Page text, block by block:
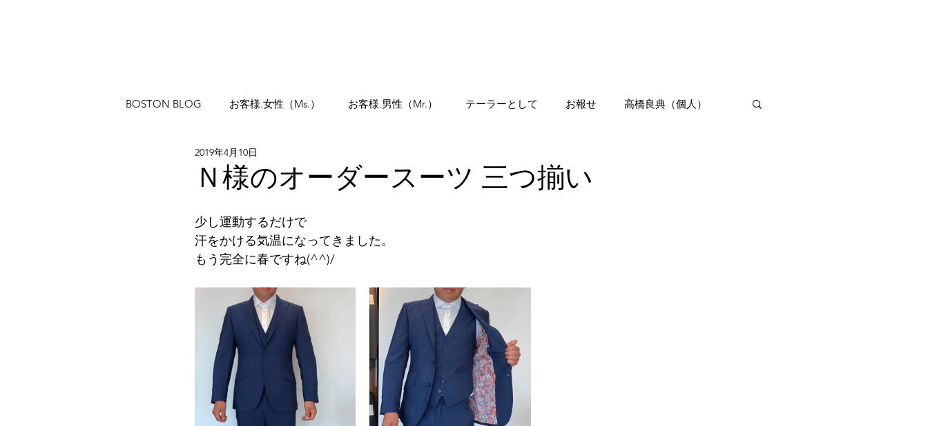
BOSTON BLOG お客様.女性（Ms.） お客様.男性（Mr.） テーラーとして お報せ 高橋良典（個人）
Ｎ様のオーダースーツ 三つ揃い
2019年4月10日
少し運動するだけで
汗をかける気温になってきました。
もう完全に春ですね(^^)/